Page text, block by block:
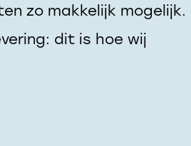
zo makkelijk mogelijk.
dit is hoe wij